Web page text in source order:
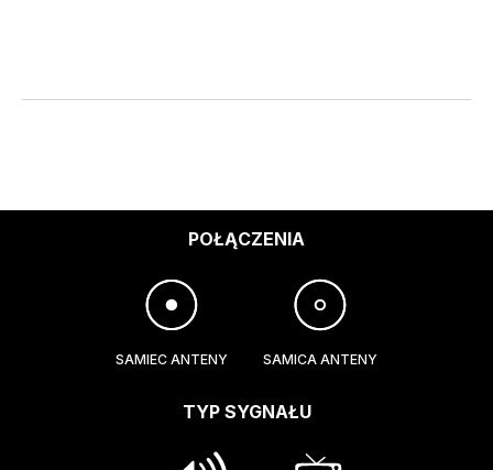
POŁĄCZENIA
SAMIEC ANTENY SAMICA ANTENY
TYP SYGNAŁU